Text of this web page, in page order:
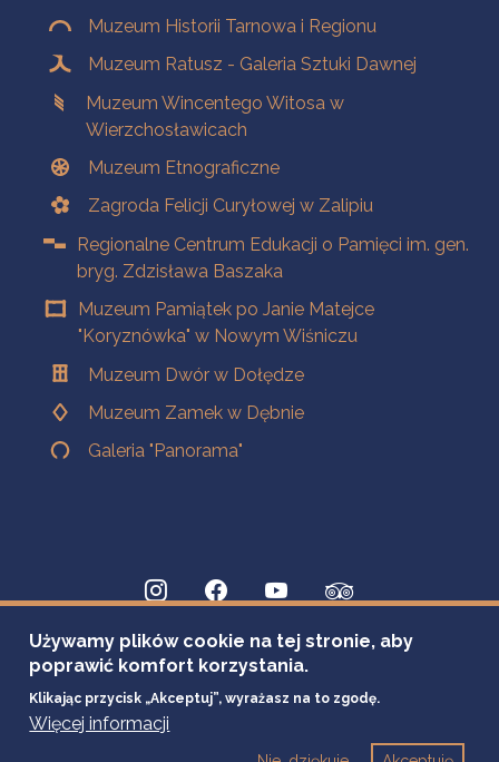
Muzeum Historii Tarnowa i Regionu
Muzeum Ratusz - Galeria Sztuki Dawnej
Muzeum Wincentego Witosa w
Wierzchosławicach
Muzeum Etnograficzne
Zagroda Felicji Curyłowej w Zalipiu
Regionalne Centrum Edukacji o Pamięci im. gen.
bryg. Zdzisława Baszaka
Muzeum Pamiątek po Janie Matejce
"Koryznówka" w Nowym Wiśniczu
Muzeum Dwór w Dołędze
Muzeum Zamek w Dębnie
Galeria "Panorama"
Używamy plików cookie na tej stronie, aby
poprawić komfort korzystania.
Klikając przycisk „Akceptuj”, wyrażasz na to zgodę.
Więcej informacji